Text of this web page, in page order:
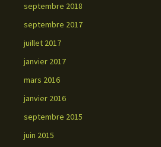
septembre 2018
septembre 2017
juillet 2017
janvier 2017
mars 2016
janvier 2016
septembre 2015
juin 2015